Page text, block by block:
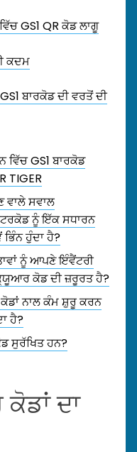
GS1 QR ਕੋਡ ਲਾਗੂ
ਕਦਮ
ਬਾਰਕੋਡ ਦੀ ਵਰਤੋਂ ਦੀ
GS1 ਬਾਰਕੋਡ
TIGER
ਵਾਲੇ ਸਵਾਲ
ਨੂੰ ਇੱਕ ਸਧਾਰਨ
ਭਿੰਨ ਹੁੰਦਾ ਹੈ?
ਨੂੰ ਆਪਣੇ ਇੰਵੈਂਟਰੀ
ਕੋਡ ਦੀ ਜ਼ਰੂਰਤ ਹੈ?
ਕੋਡਾਂ ਨਾਲ ਕੰਮ ਸ਼ੁਰੂ ਕਰਨ
ਹੈ?
ਸੁਰੱਖਿਤ ਹਨ?
ਦਾ